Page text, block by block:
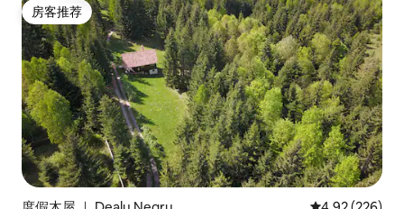
房客推荐
房客推荐